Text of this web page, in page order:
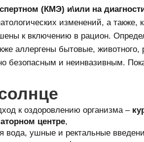
(КМЭ) и\или на
изменений, а также,
к включению в рацион.
аллергены бытовые, животного,
безопасным и неинвазивным.
к оздоровлению организма –
центре,
вода, ушные и ректальные